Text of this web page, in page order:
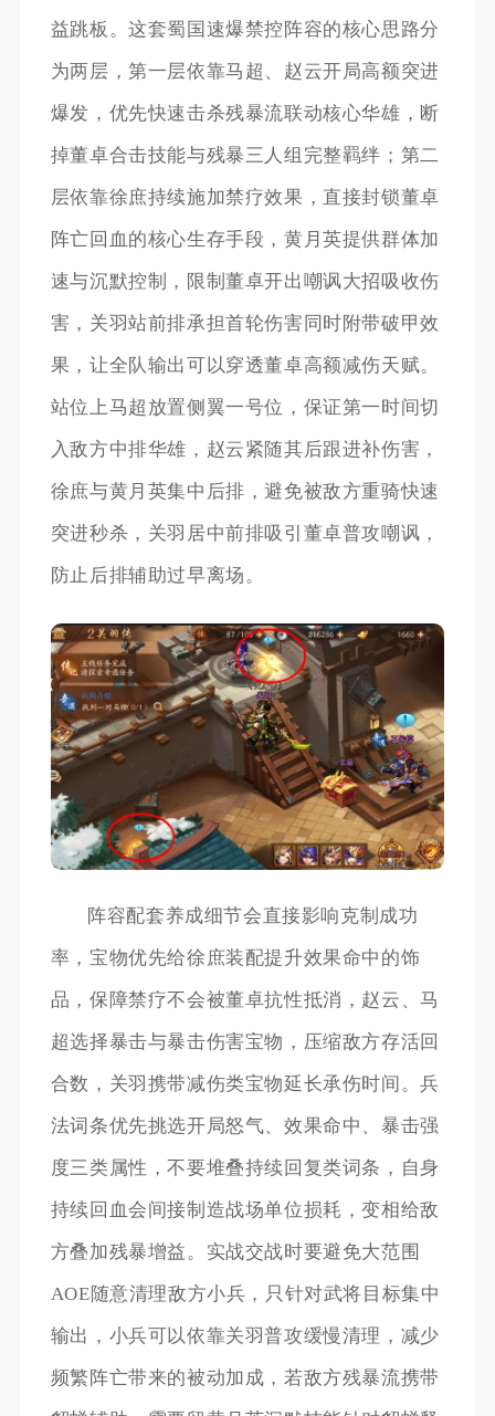
益跳板。这套蜀国速爆禁控阵容的核心思路分
为两层，第一层依靠马超、赵云开局高额突进
爆发，优先快速击杀残暴流联动核心华雄，断
掉董卓合击技能与残暴三人组完整羁绊；第二
层依靠徐庶持续施加禁疗效果，直接封锁董卓
阵亡回血的核心生存手段，黄月英提供群体加
速与沉默控制，限制董卓开出嘲讽大招吸收伤
害，关羽站前排承担首轮伤害同时附带破甲效
果，让全队输出可以穿透董卓高额减伤天赋。
站位上马超放置侧翼一号位，保证第一时间切
入敌方中排华雄，赵云紧随其后跟进补伤害，
徐庶与黄月英集中后排，避免被敌方重骑快速
突进秒杀，关羽居中前排吸引董卓普攻嘲讽，
防止后排辅助过早离场。
阵容配套养成细节会直接影响克制成功
率，宝物优先给徐庶装配提升效果命中的饰
品，保障禁疗不会被董卓抗性抵消，赵云、马
超选择暴击与暴击伤害宝物，压缩敌方存活回
合数，关羽携带减伤类宝物延长承伤时间。兵
法词条优先挑选开局怒气、效果命中、暴击强
度三类属性，不要堆叠持续回复类词条，自身
持续回血会间接制造战场单位损耗，变相给敌
方叠加残暴增益。实战交战时要避免大范围
AOE随意清理敌方小兵，只针对武将目标集中
输出，小兵可以依靠关羽普攻缓慢清理，减少
频繁阵亡带来的被动加成，若敌方残暴流携带